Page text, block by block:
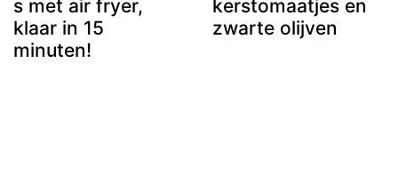
s met air fryer,
klaar in 15
minuten!
kerstomaatjes en
zwarte olijven